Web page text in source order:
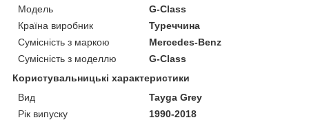
Модель
G-Class
Країна виробник
Туреччина
Сумісність з маркою
Mercedes-Benz
Сумісність з моделлю
G-Class
Користувальницькі характеристики
Вид
Tayga Grey
Рік випуску
1990-2018